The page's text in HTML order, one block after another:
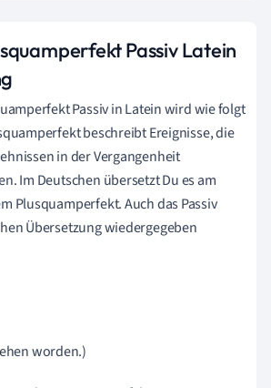
Passiv Latein
Passiv in Latein wird wie folgt
beschreibt Ereignisse, die
in der Vergangenheit
Im Deutschen übersetzt Du es am
Plusquamperfekt. Auch das Passiv
Übersetzung wiedergegeben
worden.)